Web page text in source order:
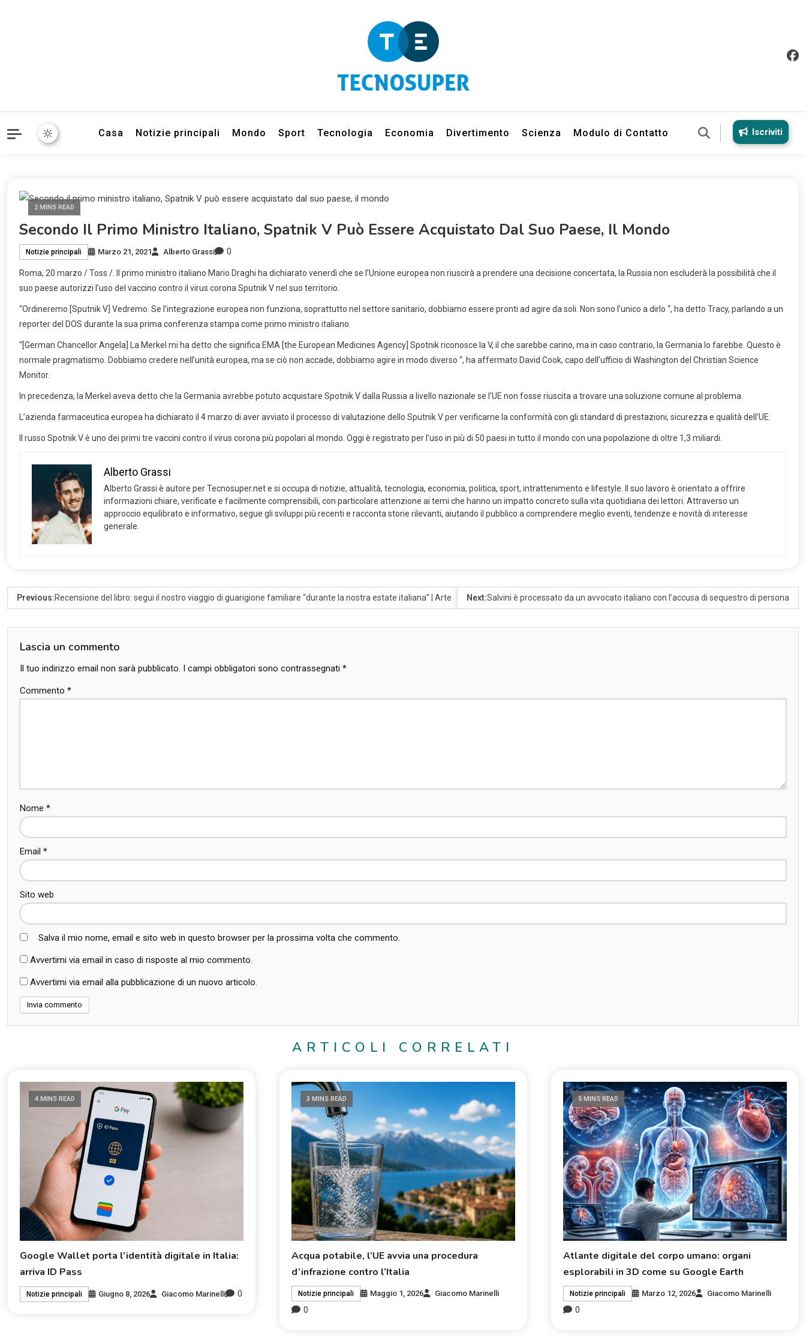
Casa Notizie principali Mondo Sport Tecnologia Economia Divertimento Scienza Modulo di Contatto Iscriviti
2 MINS READ
Secondo Il Primo Ministro Italiano, Spatnik V Può Essere Acquistato Dal Suo Paese, Il Mondo
Notizie principali Marzo 21, 2021 Alberto Grassi 0
Roma, 20 marzo / Toss /. Il primo ministro italiano Mario Draghi ha dichiarato venerdì che se l’Unione europea non riuscirà a prendere una decisione concertata, la Russia non escluderà la possibilità che il
suo paese autorizzi l’uso del vaccino contro il virus corona Sputnik V nel suo territorio.
“Ordineremo [Sputnik V] Vedremo. Se l’integrazione europea non funziona, soprattutto nel settore sanitario, dobbiamo essere pronti ad agire da soli. Non sono l’unico a dirlo “, ha detto Tracy, parlando a un
reporter del DOS durante la sua prima conferenza stampa come primo ministro italiano.
“[German Chancellor Angela] La Merkel mi ha detto che significa EMA [the European Medicines Agency] Spotnik riconosce la V, il che sarebbe carino, ma in caso contrario, la Germania lo farebbe. Questo è
normale pragmatismo. Dobbiamo credere nell’unità europea, ma se ciò non accade, dobbiamo agire in modo diverso “, ha affermato David Cook, capo dell’ufficio di Washington del Christian Science
Monitor.
In precedenza, la Merkel aveva detto che la Germania avrebbe potuto acquistare Spotnik V dalla Russia a livello nazionale se l’UE non fosse riuscita a trovare una soluzione comune al problema.
L’azienda farmaceutica europea ha dichiarato il 4 marzo di aver avviato il processo di valutazione dello Sputnik V per verificarne la conformità con gli standard di prestazioni, sicurezza e qualità dell’UE.
Il russo Spotnik V è uno dei primi tre vaccini contro il virus corona più popolari al mondo. Oggi è registrato per l’uso in più di 50 paesi in tutto il mondo con una popolazione di oltre 1,3 miliardi.
Alberto Grassi
Alberto Grassi è autore per Tecnosuper.net e si occupa di notizie, attualità, tecnologia, economia, politica, sport, intrattenimento e lifestyle. Il suo lavoro è orientato a offrire
informazioni chiare, verificate e facilmente comprensibili, con particolare attenzione ai temi che hanno un impatto concreto sulla vita quotidiana dei lettori. Attraverso un
approccio equilibrato e informativo, segue gli sviluppi più recenti e racconta storie rilevanti, aiutando il pubblico a comprendere meglio eventi, tendenze e novità di interesse
generale.
Previous:Recensione del libro: segui il nostro viaggio di guarigione familiare “durante la nostra estate italiana” | Arte Next:Salvini è processato da un avvocato italiano con l’accusa di sequestro di persona
Lascia un commento
Il tuo indirizzo email non sarà pubblicato. I campi obbligatori sono contrassegnati *
Commento *
Nome *
Email *
Sito web
Salva il mio nome, email e sito web in questo browser per la prossima volta che commento.
Avvertimi via email in caso di risposte al mio commento.
Avvertimi via email alla pubblicazione di un nuovo articolo.
ARTICOLI CORRELATI
4 MINS READ
Google Wallet porta l’identità digitale in Italia:
arriva ID Pass
Notizie principali Giugno 8, 2026 Giacomo Marinelli 0
3 MINS READ
Acqua potabile, l’UE avvia una procedura
d’infrazione contro l’Italia
Notizie principali Maggio 1, 2026 Giacomo Marinelli
0
5 MINS READ
Atlante digitale del corpo umano: organi
esplorabili in 3D come su Google Earth
Notizie principali Marzo 12, 2026 Giacomo Marinelli
0